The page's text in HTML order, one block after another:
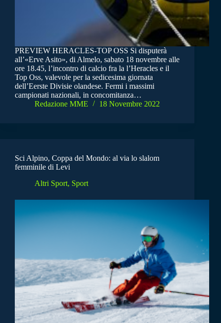
PREVIEW HERACLES-TOP OSS Si disputerà
all’«Erve Asito», di Almelo, sabato 18 novembre alle
ore 18.45, l’incontro di calcio fra la l’Heracles e il
Top Oss, valevole per la sedicesima giornata
dell’Eerste Divisie olandese. Fermi i massimi
campionati nazionali, in concomitanza…
Redazione MME
18 Novembre 2022
Sci Alpino, Coppa del Mondo: al via lo slalom
femminile di Levi
Altri Sport, Sport